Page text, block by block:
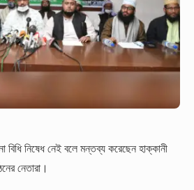
নিষেধ নেই বলে মন্তব্য করেছেন হাক্কানী
নেতারা।